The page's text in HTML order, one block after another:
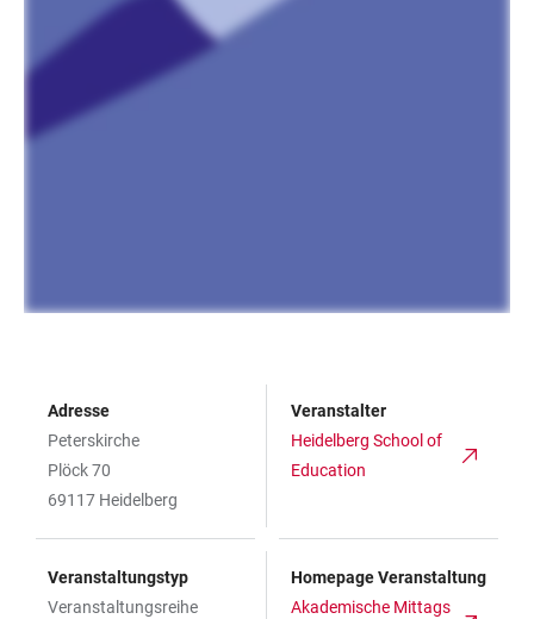
Adresse
Peterskirche
Plöck 70
69117 Heidelberg
Veranstalter
Heidelberg School of
Education
Veranstaltungstyp
Veranstaltungsreihe
Homepage Veranstaltung
Akademische Mittags